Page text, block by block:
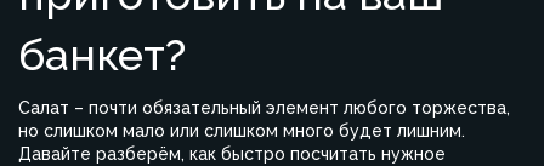
банкет?
Салат – почти обязательный элемент любого торжества,
но слишком мало или слишком много будет лишним.
Давайте разберём, как быстро посчитать нужное